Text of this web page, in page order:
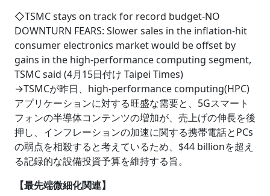
◇TSMC stays on track for record budget-NO
DOWNTURN FEARS: Slower sales in the inflation-hit
consumer electronics market would be offset by
gains in the high-performance computing segment,
TSMC said (4月15日付け Taipei Times)
→TSMCが昨日、high-performance computing(HPC)
アプリケーションに対する旺盛な需要と、5Gスマート
フォンの半導体コンテンツの増加が、売上げの伸長を後
押し、インフレーションの加速に関する携帯電話とPCs
の弱点を相殺すると考えているため、$44 billionを超え
る記録的な設備投資予算を維持する旨。
【最先端微細化関連】